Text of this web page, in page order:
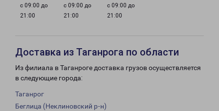
с 09:00 до
21:00
с 09:00 до
21:00
с 09:00 до
21:00
Доставка из Таганрога по области
Из филиала в Таганроге доставка грузов осуществляется
в следующие города:
Таганрог
Беглица (Неклиновский р-н)